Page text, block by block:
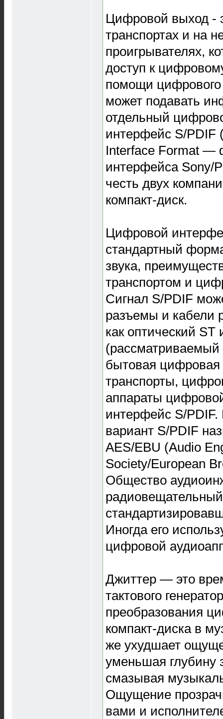
Цифровой выход -
транспортах и на
проигрывателях,
доступ к
помощи цифрового
может подавать
отдельный
интерфейс S/PDIF
Interface Format —
интерфейса Sony/
честь двух
компакт-диск.
Цифровой
стандартный
звука,
транспортом и
Сигнал S/PDIF
разъемы и кабели
как оптический
(рассматриваемый
бытовая
транспорты,
аппараты
интерфейс S/
вариант S/PDIF
AES/EBU (Audio
Society/European
Общество
Иногда его
цифровой
Джиттер — это
тактового
преобразования
компакт-диска в
же ухудшает
уменьшая глубину
смазывая
Ощущение
вами и